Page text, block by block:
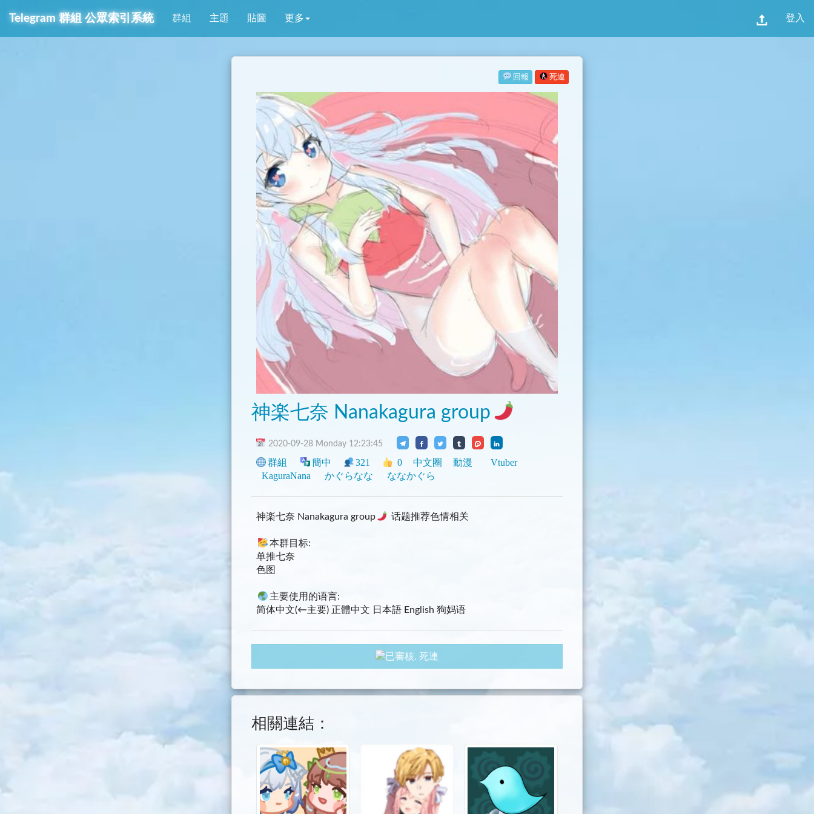
Telegram 群組 公眾索引系統 群組 主題 貼圖 更多 登入
回報 死連
神楽七奈 Nanakagura group
2020-09-28 Monday 12:23:45
群組 簡中 321 0 中文圈 動漫
Vtuber
KaguraNana
かぐらなな ななかぐら
神楽七奈 Nanakagura group 话题推荐色情相关
本群目标:
单推七奈
色图
主要使用的语言:
简体中文(←主要) 正體中文 日本語 English 狗妈语
死連
相關連結：